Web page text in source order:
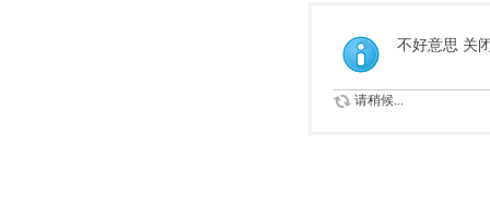
不好意思 关
请稍候...